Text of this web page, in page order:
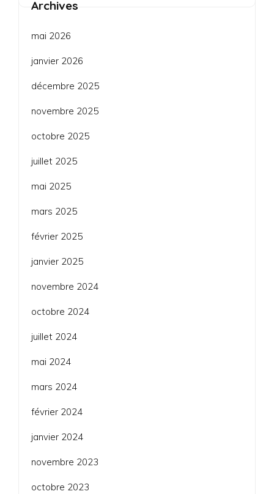
Archives
mai 2026
janvier 2026
décembre 2025
novembre 2025
octobre 2025
juillet 2025
mai 2025
mars 2025
février 2025
janvier 2025
novembre 2024
octobre 2024
juillet 2024
mai 2024
mars 2024
février 2024
janvier 2024
novembre 2023
octobre 2023